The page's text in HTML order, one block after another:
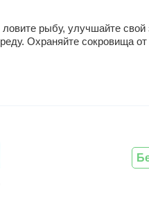
рыбу, улучшайте свой
Охраняйте сокровища от